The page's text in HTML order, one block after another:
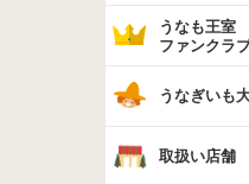
うなも王室
ファンクラ
うなぎいも
取扱い店舗